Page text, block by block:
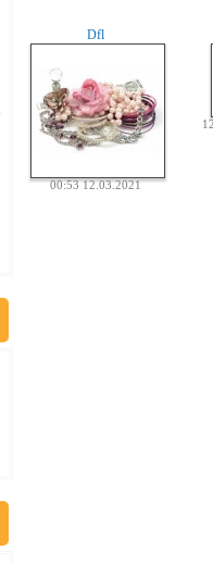
Dfl
00:53 12.03.2021